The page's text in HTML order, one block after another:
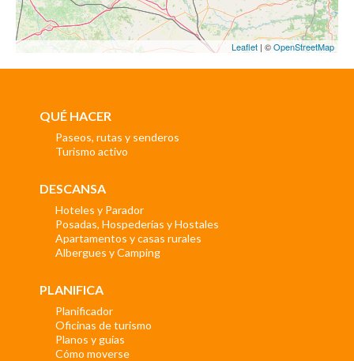
Leaflet | ©OpenStreetMap
QUÉ HACER
Paseos, rutas y senderos
Turismo activo
DESCANSA
Hoteles y Parador
Posadas, Hospederías y Hostales
Apartamentos y casas rurales
Albergues y Camping
PLANIFICA
Planificador
Oficinas de turismo
Planos y guías
Cómo moverse